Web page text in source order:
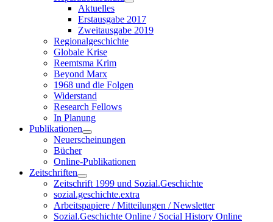
Aktuelles
Erstausgabe 2017
Zweitausgabe 2019
Regionalgeschichte
Globale Krise
Reemtsma Krim
Beyond Marx
1968 und die Folgen
Widerstand
Research Fellows
In Planung
Publikationen
Neuerscheinungen
Bücher
Online-Publikationen
Zeitschriften
Zeitschrift 1999 und Sozial.Geschichte
sozial.geschichte.extra
Arbeitspapiere / Mitteilungen / Newsletter
Sozial.Geschichte Online / Social History Online